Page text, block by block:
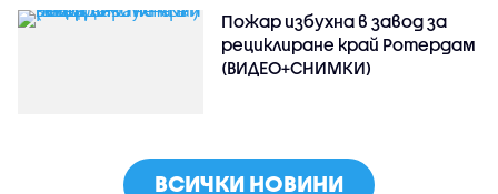
Пожар избухна в завод за
рециклиране край Ротердам
(ВИДЕО+СНИМКИ)
ВСИЧКИ НОВИНИ